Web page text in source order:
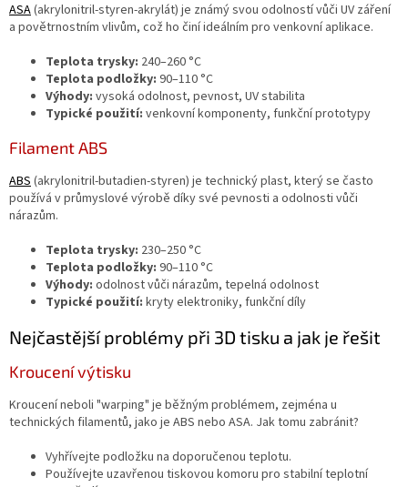
ASA(akrylonitril-styren-akrylát) je známý svou odolností vůči UV záření
a povětrnostním vlivům, což ho činí ideálním pro venkovní aplikace.
Teplota trysky: 240–260 °C
Teplota podložky: 90–110 °C
Výhody: vysoká odolnost, pevnost, UV stabilita
Typické použití: venkovní komponenty, funkční prototypy
Filament ABS
ABS(akrylonitril-butadien-styren) je technický plast, který se často
používá v průmyslové výrobě díky své pevnosti a odolnosti vůči
nárazům.
Teplota trysky: 230–250 °C
Teplota podložky: 90–110 °C
Výhody: odolnost vůči nárazům, tepelná odolnost
Typické použití: kryty elektroniky, funkční díly
Nejčastější problémy při 3D tisku a jak je řešit
Kroucení výtisku
Kroucení neboli "warping" je běžným problémem, zejména u
technických filamentů, jako je ABS nebo ASA. Jak tomu zabránit?
Vyhřívejte podložku na doporučenou teplotu.
Používejte uzavřenou tiskovou komoru pro stabilní teplotní